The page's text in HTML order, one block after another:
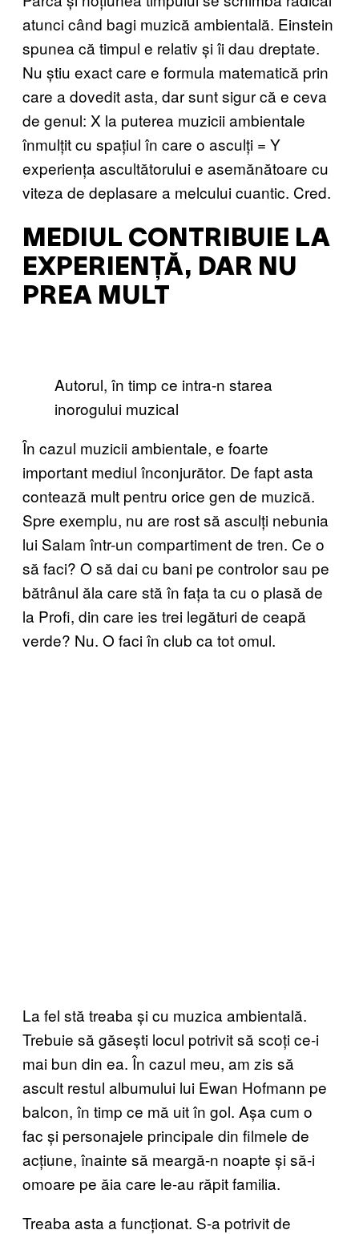
atunci când bagi muzică ambientală. Einstein
spunea că timpul e relativ și îi dau dreptate.
Nu știu exact care e formula matematică prin
care a dovedit asta, dar sunt sigur că e ceva
de genul: X la puterea muzicii ambientale
înmulțit cu spațiul în care o asculți = Y
experiența ascultătorului e asemănătoare cu
viteza de deplasare a melcului cuantic. Cred.
MEDIUL CONTRIBUIE LA
EXPERIENȚĂ, DAR NU
PREA MULT
Autorul, în timp ce intra-n starea
inorogului muzical
În cazul muzicii ambientale, e foarte
important mediul înconjurător. De fapt asta
contează mult pentru orice gen de muzică.
Spre exemplu, nu are rost să asculți nebunia
lui Salam într-un compartiment de tren. Ce o
să faci? O să dai cu bani pe controlor sau pe
bătrânul ăla care stă în fața ta cu o plasă de
la Profi, din care ies trei legături de ceapă
verde? Nu. O faci în club ca tot omul.
La fel stă treaba și cu muzica ambientală.
Trebuie să găsești locul potrivit să scoți ce-i
mai bun din ea. În cazul meu, am zis să
ascult restul albumului lui Ewan Hofmann pe
balcon, în timp ce mă uit în gol. Așa cum o
fac și personajele principale din filmele de
acțiune, înainte să meargă-n noapte și să-i
omoare pe ăia care le-au răpit familia.
Treaba asta a funcționat. S-a potrivit de